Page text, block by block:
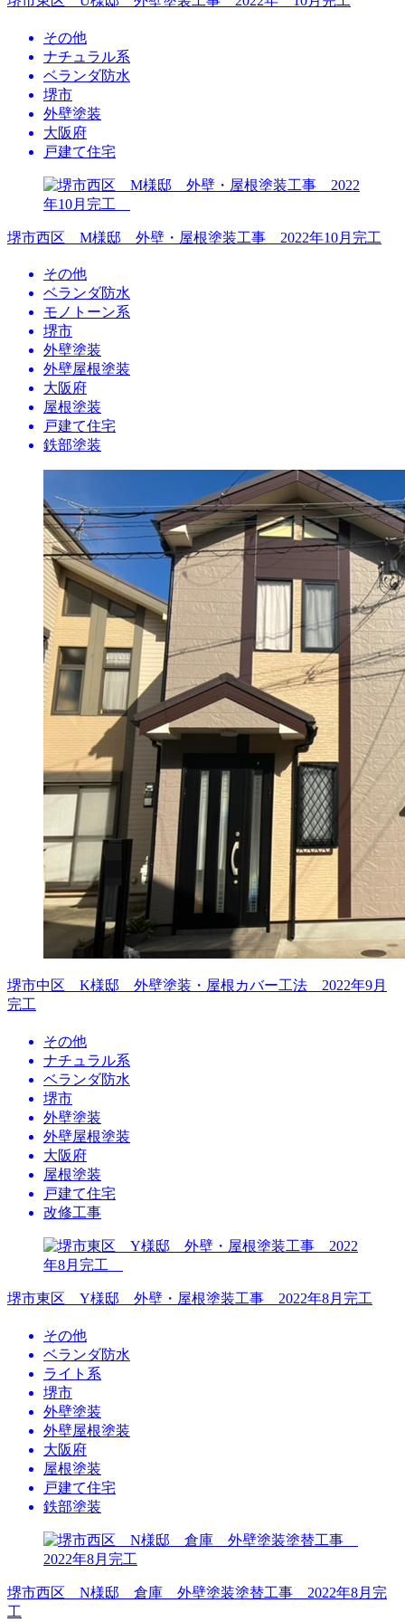
その他
ナチュラル系
ベランダ防水
堺市
外壁塗装
大阪府
戸建て住宅
堺市西区 M様邸 外壁・屋根塗装工事 2022年10月完工
その他
ベランダ防水
モノトーン系
堺市
外壁塗装
外壁屋根塗装
大阪府
屋根塗装
戸建て住宅
鉄部塗装
堺市中区 K様邸 外壁塗装・屋根カバー工法 2022年9月
完工
その他
ナチュラル系
ベランダ防水
堺市
外壁塗装
外壁屋根塗装
大阪府
屋根塗装
戸建て住宅
改修工事
堺市東区 Y様邸 外壁・屋根塗装工事 2022年8月完工
その他
ベランダ防水
ライト系
堺市
外壁塗装
外壁屋根塗装
大阪府
屋根塗装
戸建て住宅
鉄部塗装
堺市西区 N様邸 倉庫 外壁塗装塗替工事 2022年8月完
工